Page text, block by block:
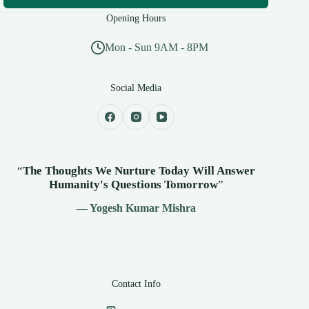
Opening Hours
Mon - Sun 9AM - 8PM
Social Media
“The Thoughts We Nurture Today Will Answer
Humanity's Questions Tomorrow”
— Yogesh Kumar Mishra
Contact Info